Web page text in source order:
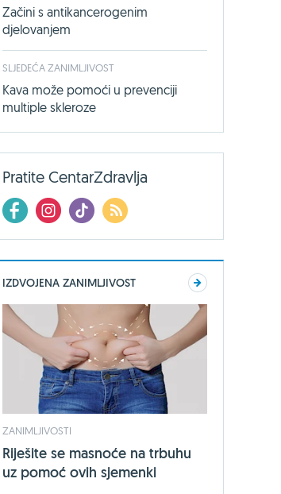
Začini s antikancerogenim
djelovanjem
SLJEDEĆA ZANIMLJIVOST
Kava može pomoći u prevenciji
multiple skleroze
Pratite CentarZdravlja
IZDVOJENA ZANIMLJIVOST
ZANIMLJIVOSTI
Riješite se masnoće na trbuhu
uz pomoć ovih sjemenki